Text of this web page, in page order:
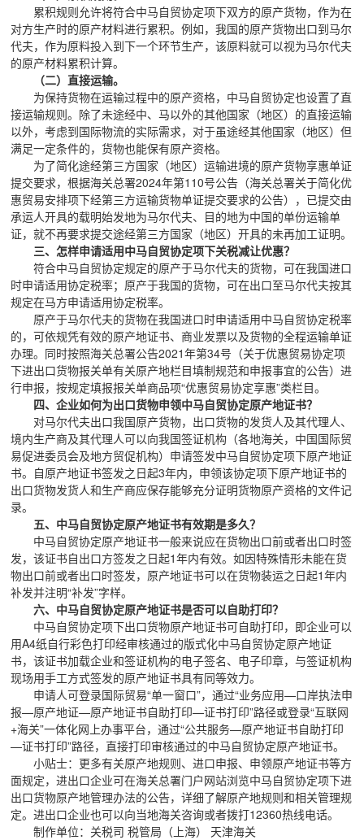
累积规则允许将符合中马自贸协定项下双方的原产货物，作为在
对方生产时的原产材料进行累积。例如，我国的原产货物出口到马尔
代夫，作为原料投入到下一个环节生产，该原料就可以视为马尔代夫
的原产材料累积计算。
（二）直接运输。
为保持货物在运输过程中的原产资格，中马自贸协定也设置了直
接运输规则。除了未途经中、马以外的其他国家（地区）的直接运输
以外，考虑到国际物流的实际需求，对于虽途经其他国家（地区）但
满足一定条件的，货物也能保有原产资格。
为了简化途经第三方国家（地区）运输进境的原产货物享惠单证
提交要求，根据海关总署2024年第110号公告（海关总署关于简化优
惠贸易安排项下经第三方运输货物单证提交要求的公告），已提交由
承运人开具的载明始发地为马尔代夫、目的地为中国的单份运输单
证，就不再要求提交途经第三方国家（地区）开具的未再加工证明。
三、怎样申请适用中马自贸协定项下关税减让优惠？
符合中马自贸协定规定的原产于马尔代夫的货物，可在我国进口
时申请适用协定税率；原产于我国的货物，可在出口至马尔代夫按其
规定在马方申请适用协定税率。
原产于马尔代夫的货物在我国进口时申请适用中马自贸协定税率
的，可依规凭有效的原产地证书、商业发票以及货物的全程运输单证
办理。同时按照海关总署公告2021年第34号（关于优惠贸易协定项
下进出口货物报关单有关原产地栏目填制规范和申报事宜的公告）进
行申报，按规定填报报关单商品项“优惠贸易协定享惠”类栏目。
四、企业如何为出口货物申领中马自贸协定原产地证书？
对马尔代夫出口我国原产货物，出口货物的发货人及其代理人、
境内生产商及其代理人可以向我国签证机构（各地海关，中国国际贸
易促进委员会及地方贸促机构）申请签发中马自贸协定项下原产地证
书。自原产地证书签发之日起3年内，申领该协定项下原产地证书的
出口货物发货人和生产商应保存能够充分证明货物原产资格的文件记
录。
五、中马自贸协定原产地证书有效期是多久？
中马自贸协定原产地证书一般来说应在货物出口前或者出口时签
发，该证书自出口方签发之日起1年内有效。如因特殊情形未能在货
物出口前或者出口时签发，原产地证书可以在货物装运之日起1年内
补发并注明“补发”字样。
六、中马自贸协定原产地证书是否可以自助打印？
中马自贸协定项下出口货物原产地证书可自助打印，即企业可以
用A4纸自行彩色打印经审核通过的版式化中马自贸协定原产地证
书，该证书加载企业和签证机构的电子签名、电子印章，与签证机构
现场用手工方式签发的原产地证书具有同等效力。
申请人可登录国际贸易“单一窗口”，通过“业务应用—口岸执法申
报—原产地证—原产地证书自助打印—证书打印”路径或登录“互联网
+海关”一体化网上办事平台，通过“公共服务—原产地证书自助打印
—证书打印”路径，直接打印审核通过的中马自贸协定原产地证书。
小贴士：更多有关原产地规则、进口申报、申领原产地证书等方
面规定，进出口企业可在海关总署门户网站浏览中马自贸协定项下进
出口货物原产地管理办法的公告，详细了解原产地规则和相关管理规
定。进出口企业也可以向当地海关咨询或者拨打12360热线电话。
制作单位：关税司 税管局（上海） 天津海关